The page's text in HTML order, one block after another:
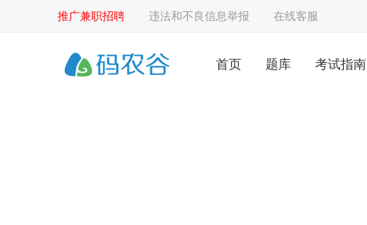
推广兼职招聘 违法和不良信息举报 在线客服
首页 题库 考试指南